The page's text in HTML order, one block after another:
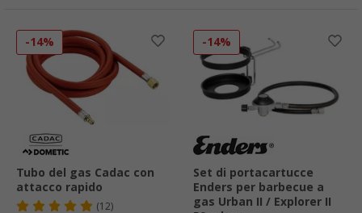
-14%
Tubo del gas Cadac con
attacco rapido
(12)
-14%
Set di portacartucce
Enders per barbecue a
gas Urban II / Explorer II